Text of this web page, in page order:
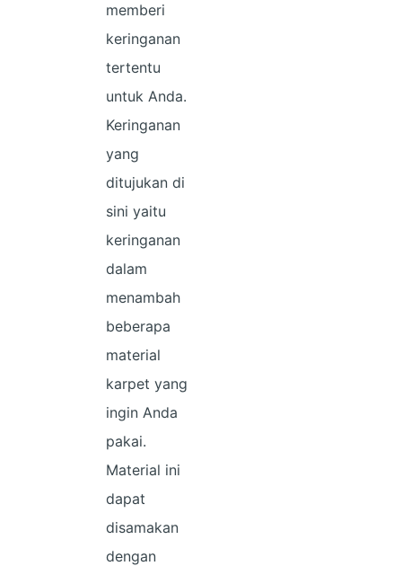
memberi
keringanan
tertentu
untuk Anda.
Keringanan
yang
ditujukan di
sini yaitu
keringanan
dalam
menambah
beberapa
material
karpet yang
ingin Anda
pakai.
Material ini
dapat
disamakan
dengan